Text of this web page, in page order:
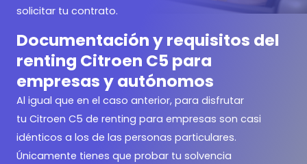
solicitar tu contrato.
Documentación y requisitos del
renting Citroen C5 para
empresas y autónomos
Al igual que en el caso anterior, para disfrutar
tu Citroen C5 de renting para empresas son casi
idénticos a los de las personas particulares.
Únicamente tienes que probar tu solvencia